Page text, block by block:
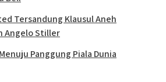
Tersandung Klausul Aneh
Angelo Stiller
Panggung Piala Dunia